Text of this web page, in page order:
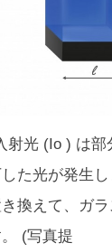
射光 ( Io ) は部
た光が発生
換えて、ガ
(写真提